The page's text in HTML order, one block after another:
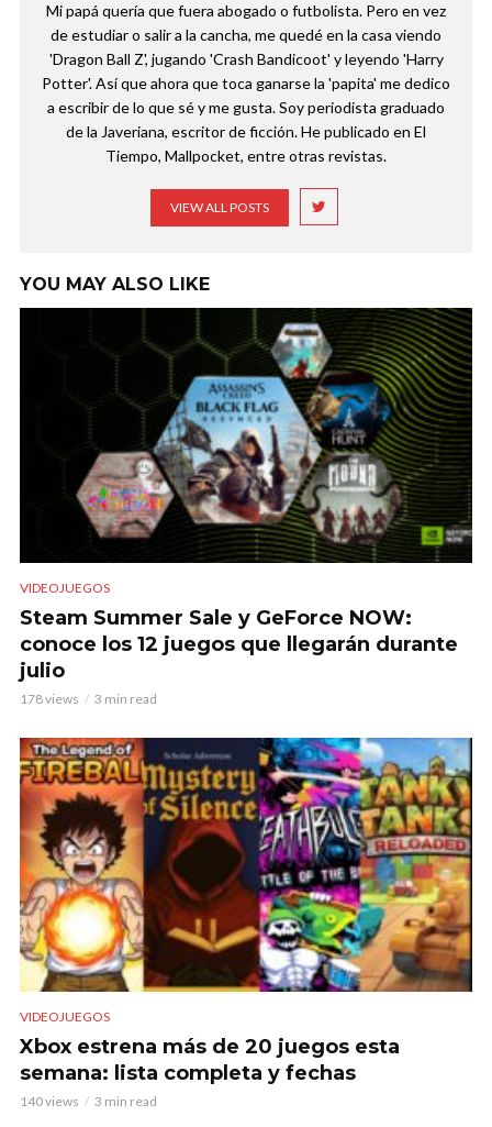
Mi papá quería que fuera abogado o futbolista. Pero en vez
de estudiar o salir a la cancha, me quedé en la casa viendo
'Dragon Ball Z', jugando 'Crash Bandicoot' y leyendo 'Harry
Potter'. Así que ahora que toca ganarse la 'papita' me dedico
a escribir de lo que sé y me gusta. Soy periodista graduado
de la Javeriana, escritor de ficción. He publicado en El
Tiempo, Mallpocket, entre otras revistas.
VIEW ALL POSTS
YOU MAY ALSO LIKE
VIDEOJUEGOS
Steam Summer Sale y GeForce NOW:
conoce los 12 juegos que llegarán durante
julio
178 views 3 min read
VIDEOJUEGOS
Xbox estrena más de 20 juegos esta
semana: lista completa y fechas
140 views 3 min read